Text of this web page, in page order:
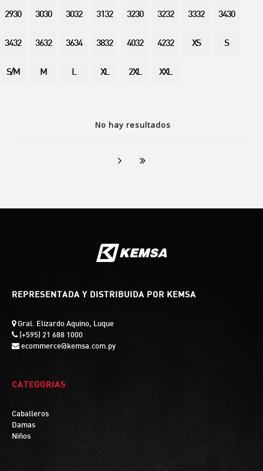
No hay resultados
2930 3030 3032 3132 3230 3232 3332 3430
3432 3632 3634 3832 4032 4232 XS S
S/M M L XL 2XL XXL
REPRESENTADA Y DISTRIBUIDA POR KEMSA
Gral. Elizardo Aquino, Luque
(+595) 21 688 1000
ecommerce@kemsa.com.py
CATEGORIAS
Caballeros
Damas
Niños